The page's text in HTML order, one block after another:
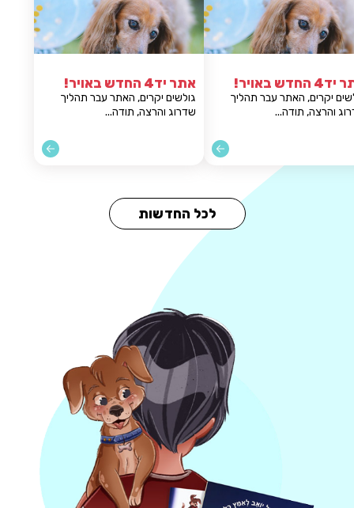
אתר יד4 החדש באויר!
גולשים יקרים, האתר עבר תהליך
שדרוג והרצה, תודה...
אתר יד4 החדש באויר!
גולשים יקרים, האתר
לכל החדשות